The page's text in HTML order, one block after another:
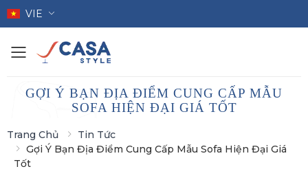
VIE
Toggle mobile menu
GỢI Ý BẠN ĐỊA ĐIỂM CUNG CẤP MẪU
SOFA HIỆN ĐẠI GIÁ TỐT
Trang Chủ
Tin Tức
Gợi Ý Bạn Địa Điểm Cung Cấp Mẫu Sofa Hiện Đại Giá
Tốt